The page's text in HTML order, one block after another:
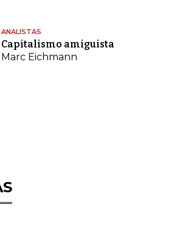
ANALISTAS
Capitalismo amiguista
Marc Eichmann